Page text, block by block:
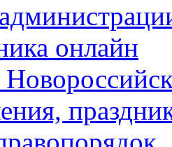
онлайн